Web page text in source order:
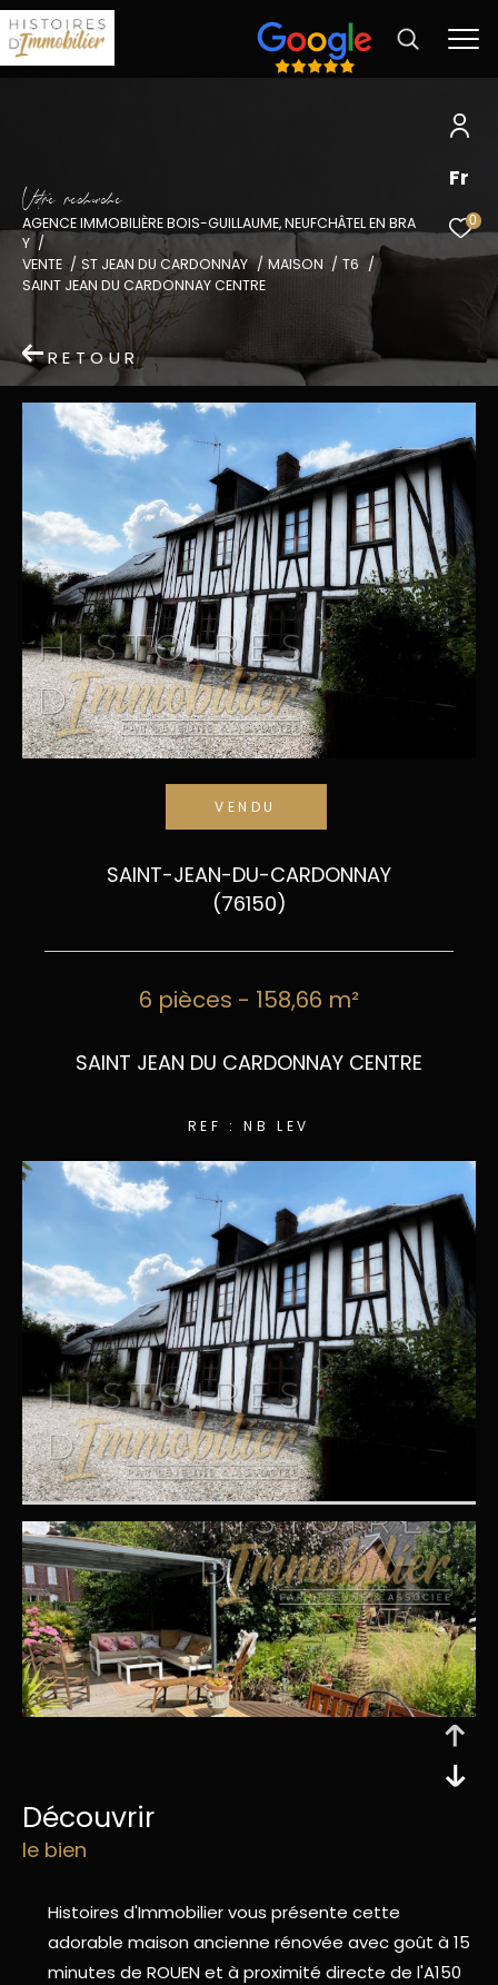
Fr
0
Vore recece
AGENCE IMMOBILIÈRE BOIS-GUILLAUME, NEUFCHÂTEL EN BRA
Y
VENTE
ST JEAN DU CARDONNAY MAISON
T6
SAINT JEAN DU CARDONNAY CENTRE
RETOUR
VENDU
SAINT-JEAN-DU-CARDONNAY
(76150)
6 pièces - 158,66 m²
SAINT JEAN DU CARDONNAY CENTRE
REF : NB LEV
découvrir
le bien
Histoires d'Immobilier vous présente cette
adorable maison ancienne rénovée avec goût à 15
minutes de ROUEN et à proximité directe de l'A150